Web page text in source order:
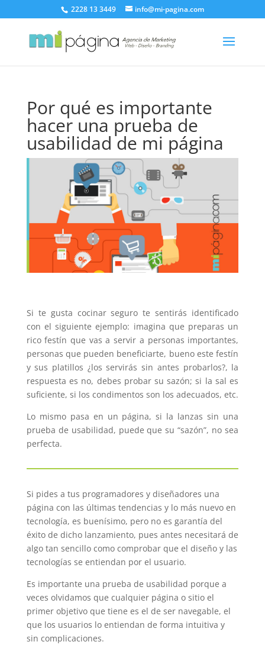
2228 13 3449 info@mi-pagina.com
Por qué es importante
hacer una prueba de
usabilidad de mi página
Si te gusta cocinar seguro te sentirás identificado
con el siguiente ejemplo: imagina que preparas un
rico festín que vas a servir a personas importantes,
personas que pueden beneficiarte, bueno este festín
y sus platillos ¿los servirás sin antes probarlos?, la
respuesta es no, debes probar su sazón; si la sal es
suficiente, si los condimentos son los adecuados, etc.
Lo mismo pasa en un página, si la lanzas sin una
prueba de usabilidad, puede que su “sazón”, no sea
perfecta.
Si pides a tus programadores y diseñadores una
página con las últimas tendencias y lo más nuevo en
tecnología, es buenísimo, pero no es garantía del
éxito de dicho lanzamiento, pues antes necesitará de
algo tan sencillo como comprobar que el diseño y las
tecnologías se entiendan por el usuario.
Es importante una prueba de usabilidad porque a
veces olvidamos que cualquier página o sitio el
primer objetivo que tiene es el de ser navegable, el
que los usuarios lo entiendan de forma intuitiva y
sin complicaciones.